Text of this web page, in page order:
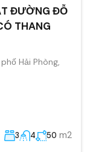
ĐƯỜNG ĐỖ
THANG
Hải Phòng,
3 4 50 m2